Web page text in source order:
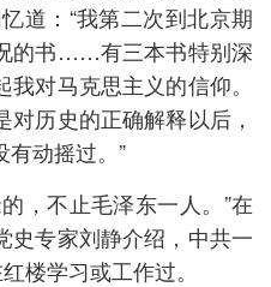
道：“我第二次到北京期
的书……有三本书特别深
对马克思主义的信仰。
历史的正确解释以后，
动摇过。”
，不止毛泽东一人。”在
史专家刘静介绍，中共一
楼学习或工作过。